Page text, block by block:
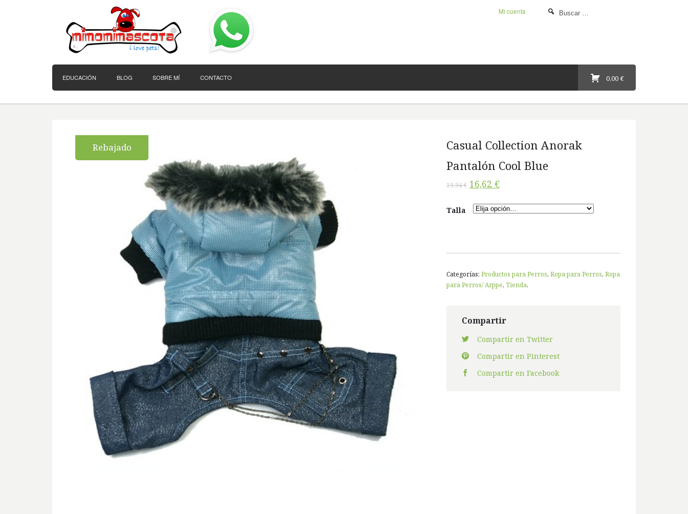
Mi cuenta
EDUCACIÓN BLOG SOBRE MÍ CONTACTO 0,00 €
Rebajado
Casual Collection Anorak
Pantalón Cool Blue
19,94 € 16,62 €
Talla
Categorías: Productos para Perros, Ropa para Perros, Ropa
para Perros/ Arppe, Tienda.
Compartir
Compartir en Twitter
Compartir en Pinterest
Compartir en Facebook